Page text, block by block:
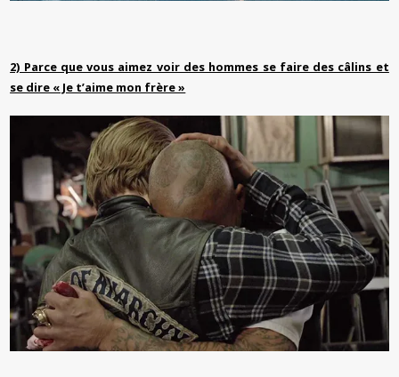
2) Parce que vous aimez voir des hommes se faire des câlins et
se dire « Je t’aime mon frère »